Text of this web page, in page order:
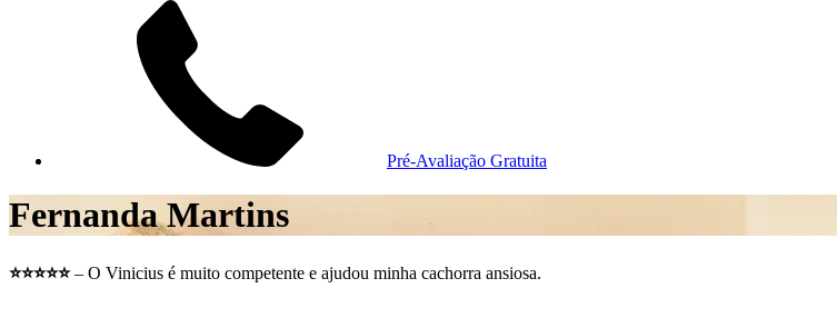
Pré-Avaliação Gratuita
Fernanda Martins
⭐⭐⭐⭐⭐– O Vinicius é muito competente e ajudou minha cachorra ansiosa.